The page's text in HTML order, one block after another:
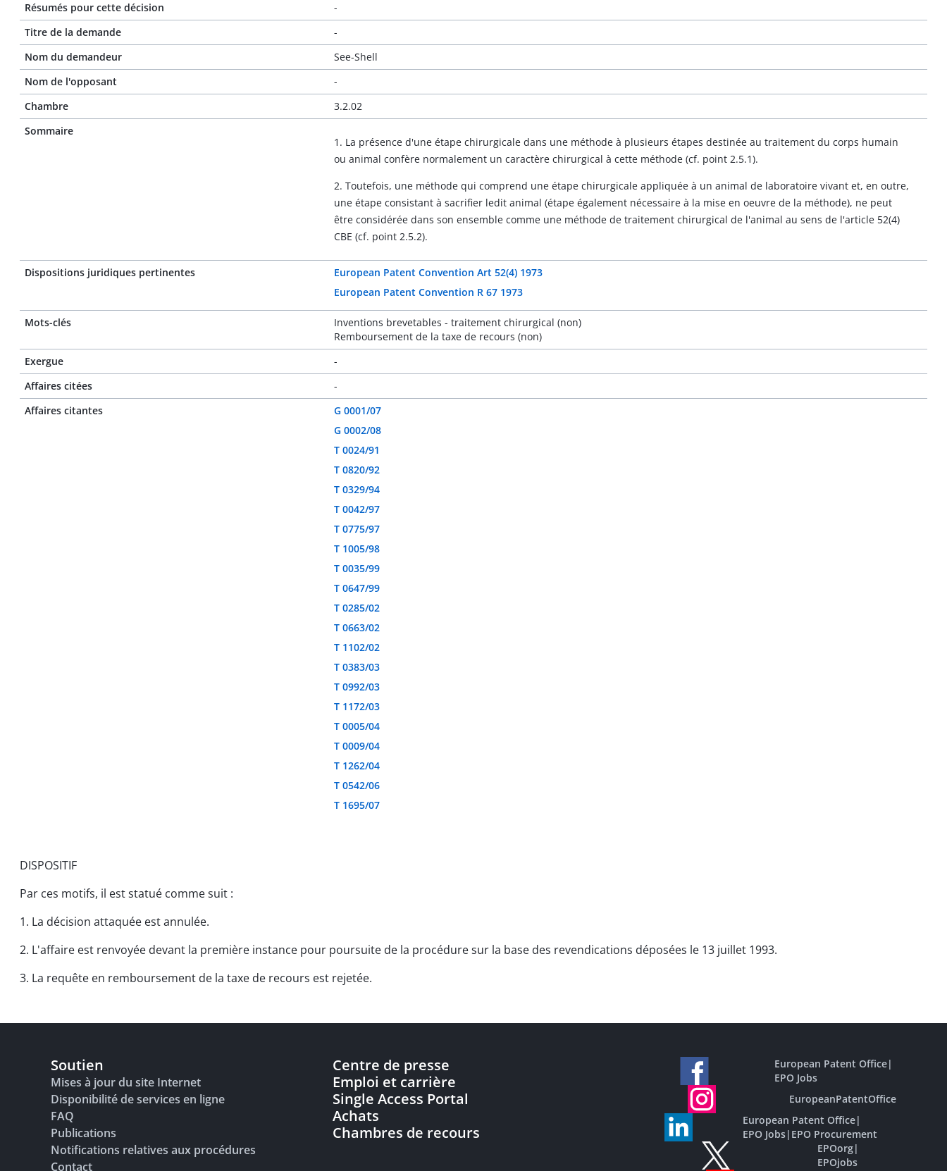
Résumés pour cette décision
-
Titre de la demande
-
Nom du demandeur
See-Shell
Nom de l'opposant
-
Chambre
3.2.02
Sommaire
1. La présence d'une étape chirurgicale dans une méthode à plusieurs étapes destinée au traitement du corps humain
ou animal confère normalement un caractère chirurgical à cette méthode (cf. point 2.5.1).
2. Toutefois, une méthode qui comprend une étape chirurgicale appliquée à un animal de laboratoire vivant et, en outre,
une étape consistant à sacrifier ledit animal (étape également nécessaire à la mise en oeuvre de la méthode), ne peut
être considérée dans son ensemble comme une méthode de traitement chirurgical de l'animal au sens de l'article 52(4)
CBE (cf. point 2.5.2).
Dispositions juridiques pertinentes
European Patent Convention Art 52(4) 1973
European Patent Convention R 67 1973
Mots-clés
Inventions brevetables - traitement chirurgical (non)
Remboursement de la taxe de recours (non)
Exergue
-
Affaires citées
-
Affaires citantes
G 0001/07
G 0002/08
T 0024/91
T 0820/92
T 0329/94
T 0042/97
T 0775/97
T 1005/98
T 0035/99
T 0647/99
T 0285/02
T 0663/02
T 1102/02
T 0383/03
T 0992/03
T 1172/03
T 0005/04
T 0009/04
T 1262/04
T 0542/06
T 1695/07
DISPOSITIF
Par ces motifs, il est statué comme suit :
1. La décision attaquée est annulée.
2. L'affaire est renvoyée devant la première instance pour poursuite de la procédure sur la base des revendications déposées le 13 juillet 1993.
3. La requête en remboursement de la taxe de recours est rejetée.
Soutien
Mises à jour du site Internet
Disponibilité de services en ligne
FAQ
Publications
Notifications relatives aux procédures
Contact
Centre de presse
Emploi et carrière
Single Access Portal
Achats
Chambres de recours
European Patent Office|
EPO Jobs
EuropeanPatentOffice
European Patent Office|
EPO Jobs| EPO Procurement
EPOorg|
EPOjobs